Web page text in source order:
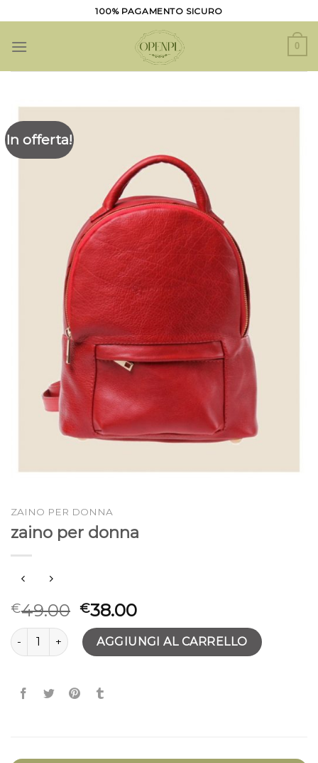
ai
contenuti
100% PAGAMENTO SICURO
0
In offerta!
ZAINO PER DONNA
zaino per donna
€49.00 €38.00
zaino per donna quantitàAGGIUNGI AL CARRELLO